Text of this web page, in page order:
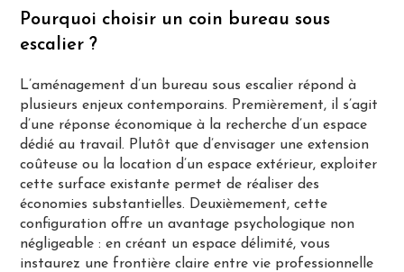
Pourquoi choisir un coin bureau sous
escalier ?
L’aménagement d’un bureau sous escalier répond à
plusieurs enjeux contemporains. Premièrement, il s’agit
d’une réponse économique à la recherche d’un espace
dédié au travail. Plutôt que d’envisager une extension
coûteuse ou la location d’un espace extérieur, exploiter
cette surface existante permet de réaliser des
économies substantielles. Deuxièmement, cette
configuration offre un avantage psychologique non
négligeable : en créant un espace délimité, vous
instaurez une frontière claire entre vie professionnelle